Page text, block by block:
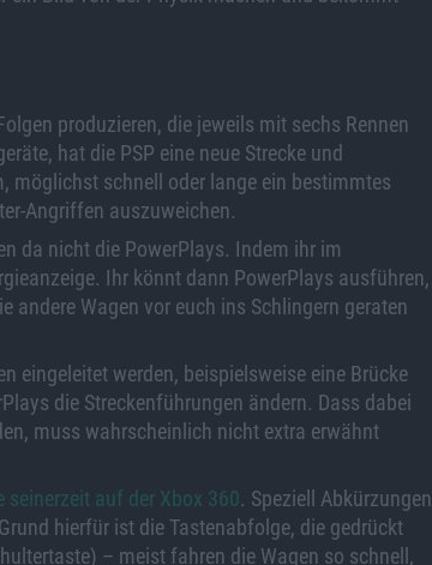
produzieren, die jeweils mit sechs Rennen
hat die PSP eine neue Strecke und
möglichst schnell oder lange ein bestimmtes
Angriffen auszuweichen.
da nicht die PowerPlays. Indem ihr im
Ihr könnt dann PowerPlays ausführen,
andere Wagen vor euch ins Schlingern geraten
eingeleitet werden, beispielsweise eine Brücke
die Streckenführungen ändern. Dass dabei
muss wahrscheinlich nicht extra erwähnt
seinerzeit auf der Xbox 360. Speziell Abkürzungen
hierfür ist die Tastenabfolge, die gedrückt
– meist fahren die Wagen so schnell,